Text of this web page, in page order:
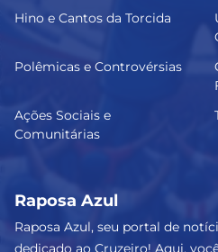
Hino e Cantos da Torcida
Polêmicas e Controvérsias
Ações Sociais e
Comunitárias
Raposa Azul
Raposa Azul, seu portal de
dedicado ao Cruzeiro! Aqui,